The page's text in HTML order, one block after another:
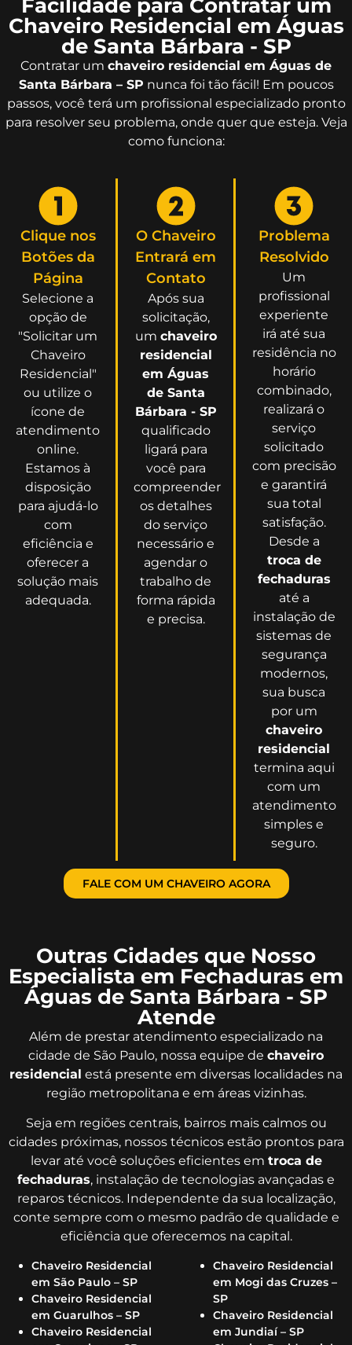
Facilidade para Contratar um
Chaveiro Residencial em Águas
de Santa Bárbara - SP
Contratar um chaveiro residencial em Águas de
Santa Bárbara – SP nunca foi tão fácil! Em poucos
passos, você terá um profissional especializado pronto
para resolver seu problema, onde quer que esteja. Veja
como funciona:
Clique nos
Botões da
Página
Selecione a
opção de
"Solicitar um
Chaveiro
Residencial"
ou utilize o
ícone de
atendimento
online.
Estamos à
disposição
para ajudá-lo
com
eficiência e
oferecer a
solução mais
adequada.
O Chaveiro
Entrará em
Contato
Após sua
solicitação,
um chaveiro
residencial
em Águas
de Santa
Bárbara - SP
qualificado
ligará para
você para
compreender
os detalhes
do serviço
necessário e
agendar o
trabalho de
forma rápida
e precisa.
Problema
Resolvido
Um
profissional
experiente
irá até sua
residência no
horário
combinado,
realizará o
serviço
solicitado
com precisão
e garantirá
sua total
satisfação.
Desde a
troca de
fechaduras
até a
instalação de
sistemas de
segurança
modernos,
sua busca
por um
chaveiro
residencial
termina aqui
com um
atendimento
simples e
seguro.
FALE COM UM CHAVEIRO AGORA
Outras Cidades que Nosso
Especialista em Fechaduras em
Águas de Santa Bárbara - SP
Atende
Além de prestar atendimento especializado na
cidade de São Paulo, nossa equipe de chaveiro
residencial está presente em diversas localidades na
região metropolitana e em áreas vizinhas.
Seja em regiões centrais, bairros mais calmos ou
cidades próximas, nossos técnicos estão prontos para
levar até você soluções eficientes em troca de
fechaduras, instalação de tecnologias avançadas e
reparos técnicos. Independente da sua localização,
conte sempre com o mesmo padrão de qualidade e
eficiência que oferecemos na capital.
Chaveiro Residencial
em São Paulo – SP
Chaveiro Residencial
em Guarulhos – SP
Chaveiro Residencial
Chaveiro Residencial
em Mogi das Cruzes –
SP
Chaveiro Residencial
em Jundiaí – SP